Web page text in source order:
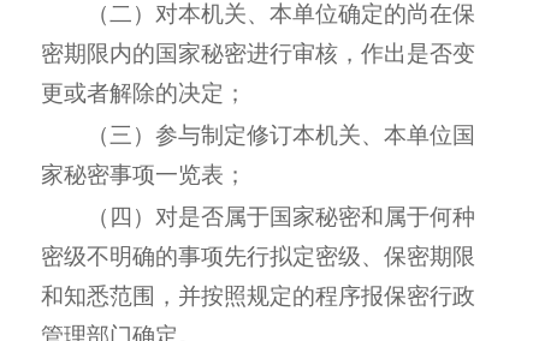
（二）对本机关、本单位确定的尚在保
密期限内的国家秘密进行审核，作出是否变
更或者解除的决定；
（三）参与制定修订本机关、本单位国
家秘密事项一览表；
（四）对是否属于国家秘密和属于何种
密级不明确的事项先行拟定密级、保密期限
和知悉范围，并按照规定的程序报保密行政
管理部门确定。